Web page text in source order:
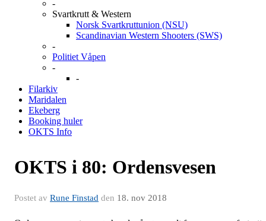
-
Svartkrutt & Western
Norsk Svartkruttunion (NSU)
Scandinavian Western Shooters (SWS)
-
Politiet Våpen
-
-
Filarkiv
Maridalen
Ekeberg
Booking huler
OKTS Info
OKTS i 80: Ordensvesen
Postet av Rune Finstad den 18. nov 2018